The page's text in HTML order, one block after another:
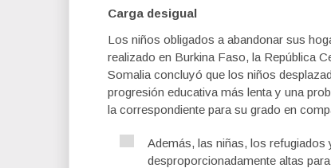
Carga desigual
Los niños obligados a abandonar sus
realizado en Burkina Faso, la República
Somalia concluyó que los niños
progresión educativa más lenta y una
la correspondiente para su grado en
Además, las niñas, los
desproporcionadamente altas